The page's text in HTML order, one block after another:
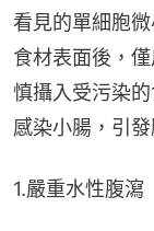
看見的單細胞
食材表面後，
慎攝入受污染
感染小腸，引
1.嚴重水性腹瀉